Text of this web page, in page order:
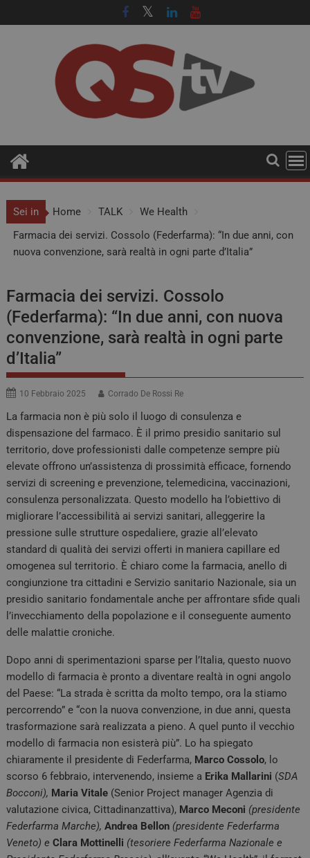
Sei in Home TALK
We Health
Farmacia dei servizi. Cossolo (Federfarma): “In due anni, con
nuova convenzione, sarà realtà in ogni parte d’Italia”
Farmacia dei servizi. Cossolo
(Federfarma): “In due anni, con nuova
convenzione, sarà realtà in ogni parte
d’Italia”
10 Febbraio 2025 Corrado De Rossi Re
La farmacia non è più solo il luogo di consulenza e
dispensazione del farmaco. È il primo presidio sanitario sul
territorio, dove professionisti dalle competenze sempre più
elevate offrono un’assistenza di prossimità efficace, fornendo
servizi di screening e prevenzione, telemedicina, vaccinazioni,
consulenza personalizzata. Questo modello ha l’obiettivo di
migliorare l’accessibilità ai servizi sanitari, alleggerire la
pressione sulle strutture ospedaliere, grazie all’elevato
standard di qualità dei servizi offerti in maniera capillare ed
omogenea sul territorio. È chiaro come la farmacia, anello di
congiunzione tra cittadini e Servizio sanitario Nazionale, sia un
presidio sanitario fondamentale anche per affrontare sfide quali
l’invecchiamento della popolazione e il conseguente aumento
delle malattie croniche.
Dopo anni di sperimentazioni sparse per l’Italia, questo nuovo
modello di farmacia è pronto a diventare realtà in ogni angolo
del Paese: “La strada è scritta da molto tempo, ora la stiamo
percorrendo” e “con la nuova convenzione, in due anni, questa
trasformazione sarà realizzata a pieno. A quel punto il vecchio
modello di farmacia non esisterà più”. Lo ha spiegato
chiaramente il presidente di Federfarma, Marco Cossolo, lo
scorso 6 febbraio, intervenendo, insieme a Erika Mallarini (SDA
Bocconi), Maria Vitale (Senior Project manager Agenzia di
valutazione civica, Cittadinanzattiva), Marco Meconi (presidente
Federfarma Marche),Andrea Bellon (presidente Federfarma
Veneto) eClara Mottinelli (tesoriere Federfarma Nazionale e